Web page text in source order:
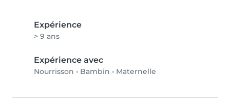
Expérience
> 9 ans
Expérience avec
Nourrisson • Bambin • Maternelle